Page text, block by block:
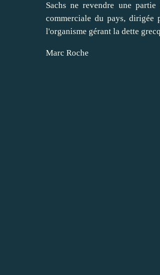
Sachs nerevendre une partie
commerciale du pays, dirigée
l'organisme gérant la dette
Marc Roche